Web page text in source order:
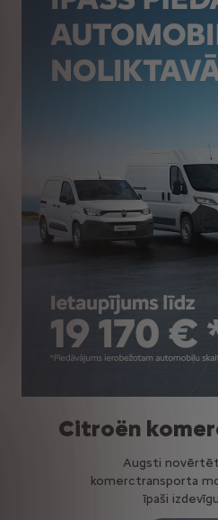
Citroën
Augsti
komerctransporta
īpaši